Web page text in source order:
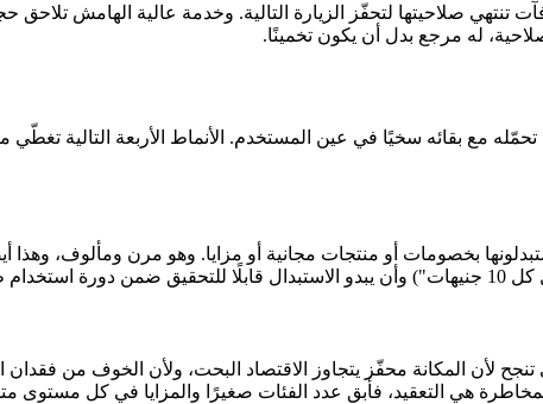
تنتهي صلاحيتها لتحفّز الزيارة التالية. وخدمة عالية الهامش
له مرجع بدل أن يكون تخمينًا.
مع بقائه سخيًا في عين المستخدم. الأنماط الأربعة التالية
بخصومات أو منتجات مجانية أو مزايا. وهو مرن ومألوف، وهذا
لأن المكانة محفّز يتجاوز الاقتصاد البحت، ولأن الخوف من فقدان
هي التعقيد، فأبقِ عدد الفئات صغيرًا والمزايا في كل مستوى